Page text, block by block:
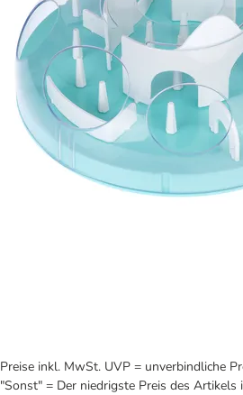
Preise inkl. MwSt. UVP = unverbindliche
"Sonst" = Der niedrigste Preis des Artikels